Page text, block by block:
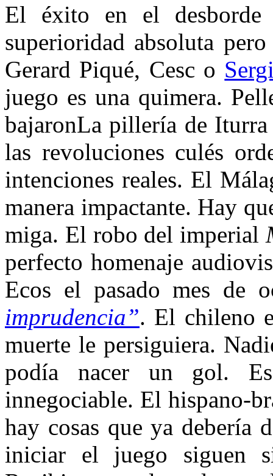
El éxito en el
superioridad absoluta
Gerard Piqué, Cesc o
juego es una quimera.
bajaronLa pillería de Iturra
las revoluciones culés
intenciones reales. El
manera impactante. Hay
miga. El robo del imperial
perfecto homenaje
Ecos el pasado mes de
imprudencia”. El chileno
muerte le persiguiera.
podía nacer un gol.
innegociable. El hispano-
hay cosas que ya debería
iniciar el juego siguen